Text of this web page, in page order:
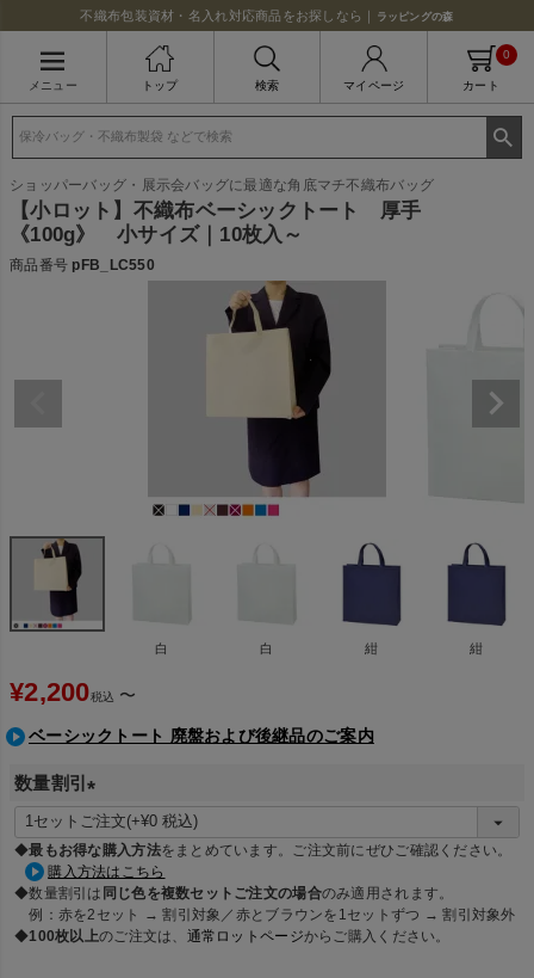
不織布包装資材・名入れ対応商品をお探しなら｜ ラッピングの森
メニュー トップ 検索 マイページ カート
0
ショッパーバッグ・展示会バッグに最適な角底マチ不織布バッグ
【小ロット】不織布ベーシックトート 厚手
《100g》 小サイズ｜10枚入～
商品番号 pFB_LC550
白 白 紺 紺
¥2,200税込 〜
ベーシックトート 廃盤および後継品のご案内
数量割引
(
必
須
)
◆最もお得な購入方法をまとめています。ご注文前にぜひご確認ください。
購入方法はこちら
◆数量割引は 同じ色を複数セットご注文の場合のみ適用されます。
例：赤を2セット → 割引対象／赤とブラウンを1セットずつ → 割引対象外
◆100枚以上のご注文は、 通常ロットページからご購入ください。